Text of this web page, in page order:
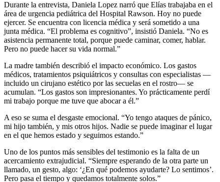
Durante la entrevista, Daniela Lopez narró que Elías trabajaba en el
área de urgencia pediátrica del Hospital Rawson. Hoy no puede
ejercer. Se encuentra con licencia médica y será sometido a una
junta médica. “El problema es cognitivo”, insistió Daniela. “No es
asistencia permanente total, porque puede caminar, comer, hablar.
Pero no puede hacer su vida normal.”
La madre también describió el impacto económico. Los gastos
médicos, tratamientos psiquiátricos y consultas con especialistas —
incluido un cirujano estético por las secuelas en el rostro— se
acumulan. “Los gastos son impresionantes. Yo prácticamente perdí
mi trabajo porque me tuve que abocar a él.”
A eso se suma el desgaste emocional. “Yo tengo ataques de pánico,
mi hijo también, y mis otros hijos. Nadie se puede imaginar el lugar
en el que hemos estado y seguimos estando.”
Uno de los puntos más sensibles del testimonio es la falta de un
acercamiento extrajudicial. “Siempre esperando de la otra parte un
llamado, un gesto, algo: ‘¿En qué podemos ayudarte? Lo sentimos’.
Pero pasa el tiempo y quedamos totalmente solos.”